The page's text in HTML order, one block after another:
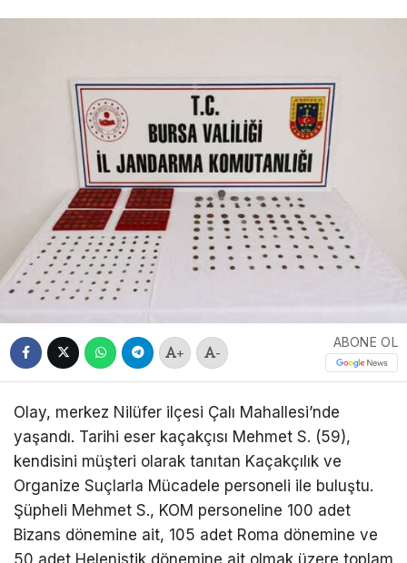
+ -
ABONE OL
Olay, merkez Nilüfer ilçesi Çalı Mahallesi’nde
yaşandı. Tarihi eser kaçakçısı Mehmet S. (59),
kendisini müşteri olarak tanıtan Kaçakçılık ve
Organize Suçlarla Mücadele personeli ile buluştu.
Şüpheli Mehmet S., KOM personeline 100 adet
Bizans dönemine ait, 105 adet Roma dönemine ve